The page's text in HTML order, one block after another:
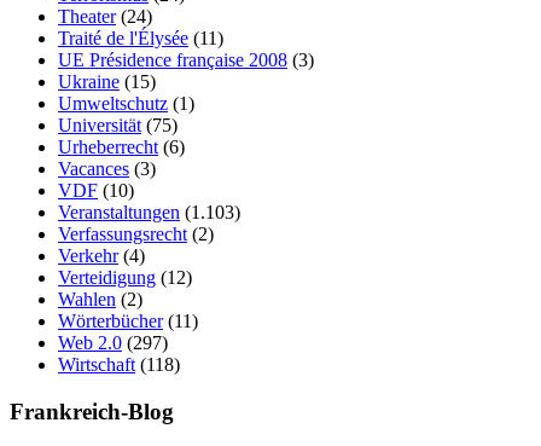
Theater(24)
Traité de l'Élysée (11)
UE Présidence française 2008 (3)
Ukraine (15)
Umweltschutz (1)
Universität (75)
Urheberrecht (6)
Vacances (3)
VDF (10)
Veranstaltungen (1.103)
Verfassungsrecht (2)
Verkehr(4)
Verteidigung (12)
Wahlen (2)
Wörterbücher(11)
Web 2.0 (297)
Wirtschaft (118)
Frankreich-Blog